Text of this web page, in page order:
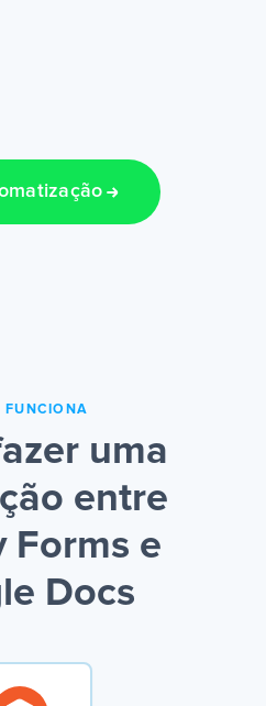
FUNCIONA
uma
entre
Forms e
Docs